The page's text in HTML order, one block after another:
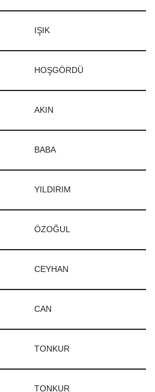
IŞIK
HOŞGÖRDÜ
AKIN
BABA
YILDIRIM
ÖZOĞUL
CEYHAN
CAN
TONKUR
TONKUR